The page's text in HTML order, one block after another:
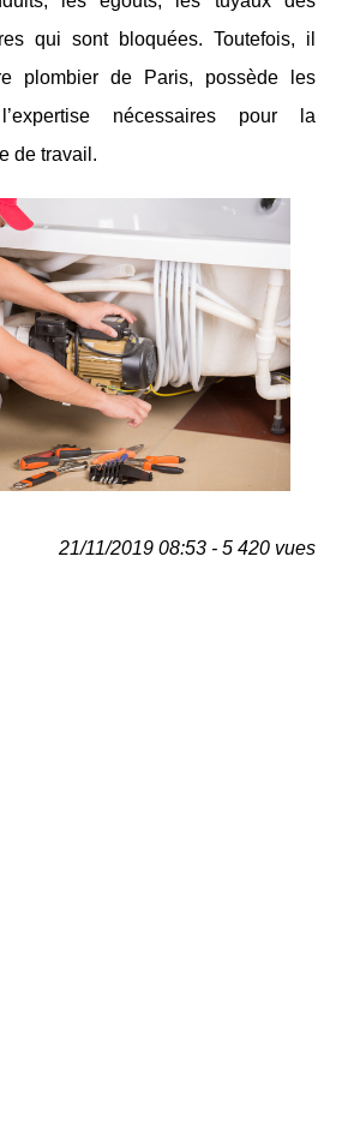
qui sont bloquées. Toutefois, il
plombier de Paris, possède les
nécessaires pour la
de travail.
21/11/2019 08:53 - 5 420 vues